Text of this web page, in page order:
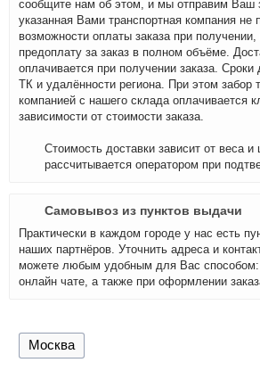
сообщите нам об этом, и мы отправим Ваш
указанная Вами транспортная компания не
возможности оплаты заказа при
предоплату за заказ в полном объёме.
оплачивается при получении заказа. Сроки
ТК и удалённости региона. При этом забор
компанией с нашего склада оплачивается
зависимости от стоимости заказа.
Стоимость доставки зависит от веса и
рассчитывается оператором при
Самовывоз из пунктов выдачи
Практически в каждом городе у нас есть
наших партнёров. Уточнить адреса и
можете любым удобным для Вас
онлайн чате, а также при оформлении
Москва